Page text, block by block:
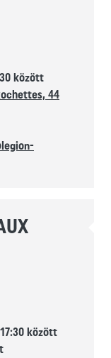
között
44
között